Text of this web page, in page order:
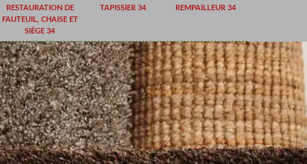
RESTAURATION DE
FAUTEUIL, CHAISE ET
SIÈGE 34
TAPISSIER 34 REMPAILLEUR 34